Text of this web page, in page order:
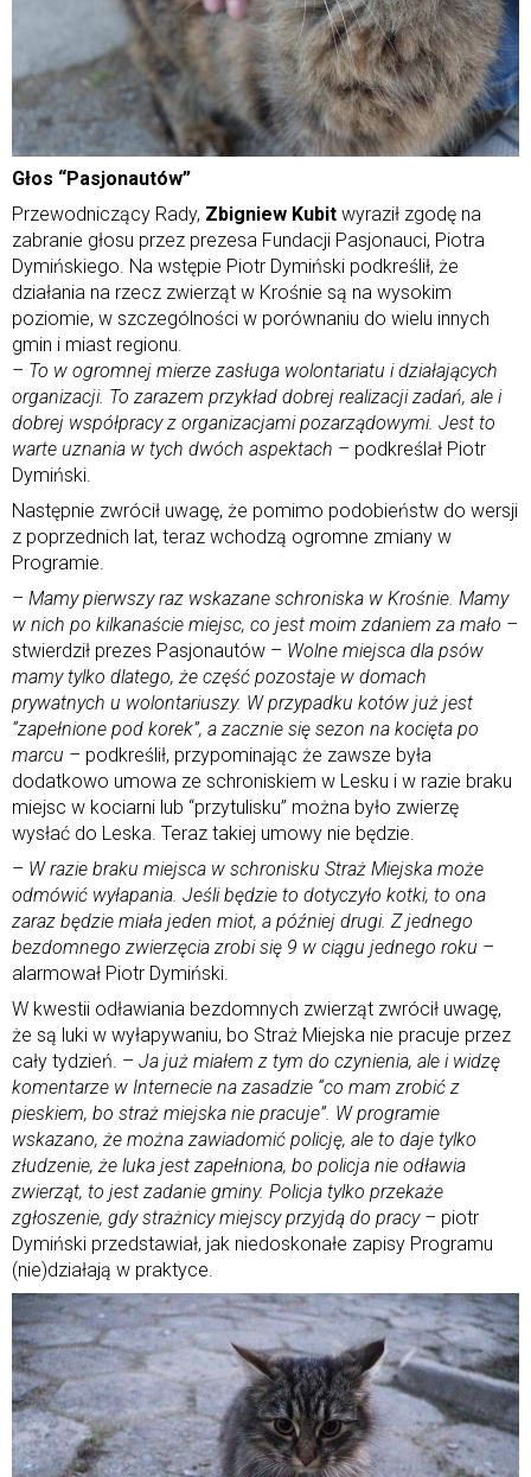
Głos “Pasjonautów”
Przewodniczący Rady, Zbigniew Kubit wyraził zgodę na
zabranie głosu przez prezesa Fundacji Pasjonauci, Piotra
Dymińskiego. Na wstępie Piotr Dymiński podkreślił, że
działania na rzecz zwierząt w Krośnie są na wysokim
poziomie, w szczególności w porównaniu do wielu innych
gmin i miast regionu.
– To w ogromnej mierze zasługa wolontariatu i działających
organizacji. To zarazem przykład dobrej realizacji zadań, ale i
dobrej współpracy z organizacjami pozarządowymi. Jest to
warte uznania w tych dwóch aspektach – podkreślał Piotr
Dymiński.
Następnie zwrócił uwagę, że pomimo podobieństw do wersji
z poprzednich lat, teraz wchodzą ogromne zmiany w
Programie.
– Mamy pierwszy raz wskazane schroniska w Krośnie. Mamy
w nich po kilkanaście miejsc, co jest moim zdaniem za mało –
stwierdził prezes Pasjonautów – Wolne miejsca dla psów
mamy tylko dlatego, że część pozostaje w domach
prywatnych u wolontariuszy. W przypadku kotów już jest
“zapełnione pod korek”, a zacznie się sezon na kocięta po
marcu – podkreślił, przypominając że zawsze była
dodatkowo umowa ze schroniskiem w Lesku i w razie braku
miejsc w kociarni lub “przytulisku” można było zwierzę
wysłać do Leska. Teraz takiej umowy nie będzie.
– W razie braku miejsca w schronisku Straż Miejska może
odmówić wyłapania. Jeśli będzie to dotyczyło kotki, to ona
zaraz będzie miała jeden miot, a później drugi. Z jednego
bezdomnego zwierzęcia zrobi się 9 w ciągu jednego roku –
alarmował Piotr Dymiński.
W kwestii odławiania bezdomnych zwierząt zwrócił uwagę,
że są luki w wyłapywaniu, bo Straż Miejska nie pracuje przez
cały tydzień. – Ja już miałem z tym do czynienia, ale i widzę
komentarze w Internecie na zasadzie “co mam zrobić z
pieskiem, bo straż miejska nie pracuje”. W programie
wskazano, że można zawiadomić policję, ale to daje tylko
złudzenie, że luka jest zapełniona, bo policja nie odławia
zwierząt, to jest zadanie gminy. Policja tylko przekaże
zgłoszenie, gdy strażnicy miejscy przyjdą do pracy – piotr
Dymiński przedstawiał, jak niedoskonałe zapisy Programu
(nie)działają w praktyce.